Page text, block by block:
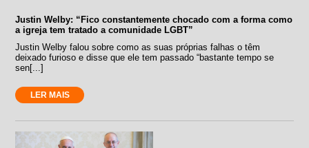
Justin Welby: “Fico constantemente chocado com a forma como
a igreja tem tratado a comunidade LGBT”
Justin Welby falou sobre como as suas próprias falhas o têm
deixado furioso e disse que ele tem passado “bastante tempo se
sen[...]
LER MAIS